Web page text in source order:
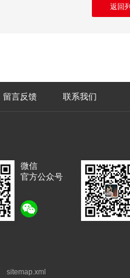
返回
留言反馈 联系我们
微信
官方公众号
sitemap.xml